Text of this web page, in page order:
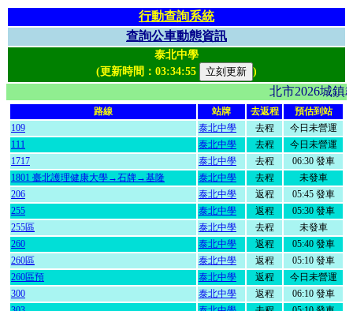
行動查詢系統
查詢公車動態資訊
泰北中學
(更新時間： 03:34:55 )
北市2026城
路線 站牌 去返程
預估到站
109
泰北中學 去程
今日未營運
111
泰北中學 去程
今日未營運
1717
泰北中學 去程
06:30 發車
1801 臺北護理健康大學→石牌→基隆
泰北中學 去程
未發車
206
泰北中學 返程
05:45 發車
255
泰北中學 返程
05:30 發車
255區
泰北中學 去程
未發車
260
泰北中學 返程
05:40 發車
260區
泰北中學 返程
05:10 發車
260區預
泰北中學 返程
今日未營運
300
泰北中學 返程
06:10 發車